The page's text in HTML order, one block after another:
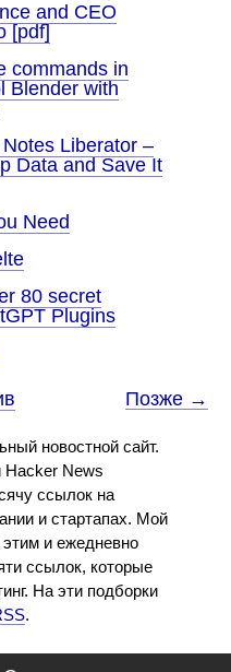
and CEO
[pdf]
commands in
Blender with
Liberator –
Data and Save It
Need
80 secret
Plugins
Позже →
новостной сайт.
Hacker News
ссылок на
и стартапах. Мой
и ежедневно
ссылок, которые
На эти подборки
.